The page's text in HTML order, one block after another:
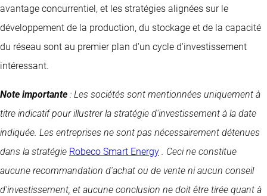
avantage concurrentiel, et les stratégies alignées sur le
développement de la production, du stockage et de la capacité
du réseau sont au premier plan d'un cycle d'investissement
intéressant.
Note importante : Les sociétés sont mentionnées uniquement à
titre indicatif pour illustrer la stratégie d'investissement à la date
indiquée. Les entreprises ne sont pas nécessairement détenues
dans la stratégie Robeco Smart Energy . Ceci ne constitue
aucune recommandation d'achat ou de vente ni aucun conseil
d'investissement, et aucune conclusion ne doit être tirée quant à